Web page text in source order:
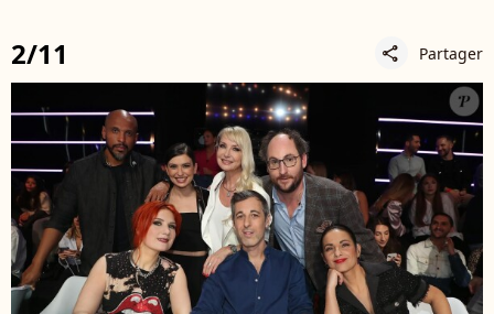
2/11 share Partager